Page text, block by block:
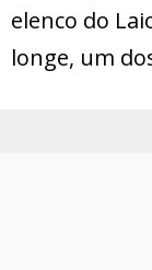
elenco do
longe, um